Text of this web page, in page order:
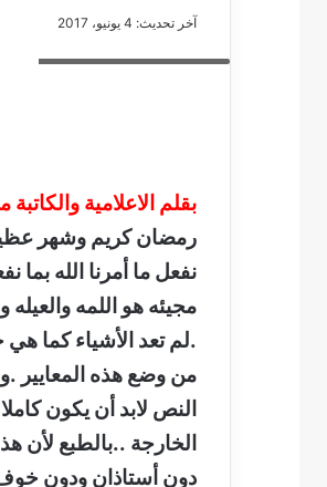
آخر تحديث: 4 يونيو، 2017
بقلم الاعلامية
رمضان كريم وشهر
نفعل ما أمرنا الله
مجيئه هو اللمه والعيله
.لم تعد الأشياء كما هي
من وضع هذه المعايير
النص لابد أن يكون
الخارجة ..بالطبع لأن
دون أستاذان ودون